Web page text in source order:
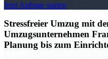
Jetzt Anfrage starten
Stressfreier Umzug mit
Umzugsunternehmen
Planung bis zum